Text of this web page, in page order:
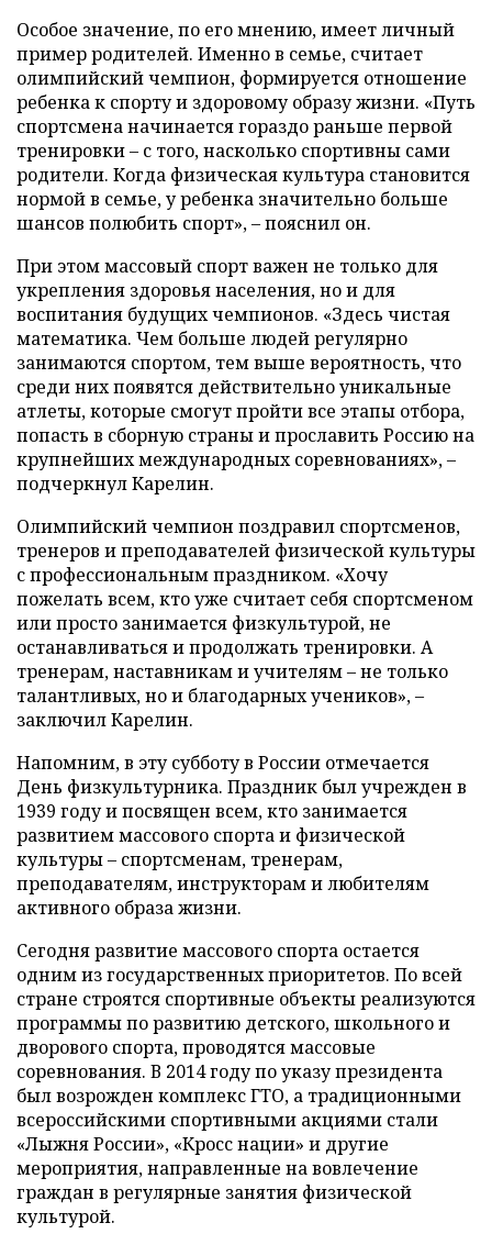
Особое значение, по его мнению, имеет личный
пример родителей. Именно в семье, считает
олимпийский чемпион, формируется отношение
ребенка к спорту и здоровому образу жизни. «Путь
спортсмена начинается гораздо раньше первой
тренировки – с того, насколько спортивны сами
родители. Когда физическая культура становится
нормой в семье, у ребенка значительно больше
шансов полюбить спорт», – пояснил он.
При этом массовый спорт важен не только для
укрепления здоровья населения, но и для
воспитания будущих чемпионов. «Здесь чистая
математика. Чем больше людей регулярно
занимаются спортом, тем выше вероятность, что
среди них появятся действительно уникальные
атлеты, которые смогут пройти все этапы отбора,
попасть в сборную страны и прославить Россию на
крупнейших международных соревнованиях», –
подчеркнул Карелин.
Олимпийский чемпион поздравил спортсменов,
тренеров и преподавателей физической культуры
с профессиональным праздником. «Хочу
пожелать всем, кто уже считает себя спортсменом
или просто занимается физкультурой, не
останавливаться и продолжать тренировки. А
тренерам, наставникам и учителям – не только
талантливых, но и благодарных учеников», –
заключил Карелин.
Напомним, в эту субботу в России отмечается
День физкультурника. Праздник был учрежден в
1939 году и посвящен всем, кто занимается
развитием массового спорта и физической
культуры – спортсменам, тренерам,
преподавателям, инструкторам и любителям
активного образа жизни.
Сегодня развитие массового спорта остается
одним из государственных приоритетов. По всей
стране строятся спортивные объекты реализуются
программы по развитию детского, школьного и
дворового спорта, проводятся массовые
соревнования. В 2014 году по указу президента
был возрожден комплекс ГТО, а традиционными
всероссийскими спортивными акциями стали
«Лыжня России», «Кросс нации» и другие
мероприятия, направленные на вовлечение
граждан в регулярные занятия физической
культурой.